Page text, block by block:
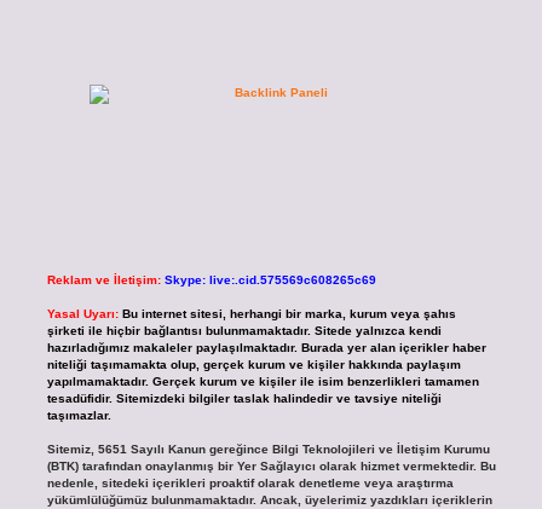
Reklam ve İletişim: Skype: live:.cid.575569c608265c69
Yasal Uyarı: Bu internet sitesi, herhangi bir marka, kurum veya şahıs
şirketi ile hiçbir bağlantısı bulunmamaktadır. Sitede yalnızca kendi
hazırladığımız makaleler paylaşılmaktadır. Burada yer alan içerikler haber
niteliği taşımamakta olup, gerçek kurum ve kişiler hakkında paylaşım
yapılmamaktadır. Gerçek kurum ve kişiler ile isim benzerlikleri tamamen
tesadüfidir. Sitemizdeki bilgiler taslak halindedir ve tavsiye niteliği
taşımazlar.
Sitemiz, 5651 Sayılı Kanun gereğince Bilgi Teknolojileri ve İletişim Kurumu
(BTK) tarafından onaylanmış bir Yer Sağlayıcı olarak hizmet vermektedir. Bu
nedenle, sitedeki içerikleri proaktif olarak denetleme veya araştırma
yükümlülüğümüz bulunmamaktadır. Ancak, üyelerimiz yazdıkları içeriklerin